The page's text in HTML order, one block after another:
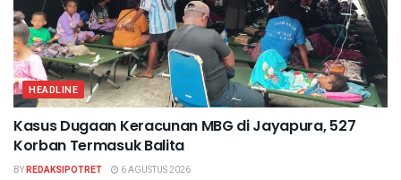
HEADLINE
Kasus Dugaan Keracunan MBG di Jayapura, 527
Korban Termasuk Balita
BYREDAKSIPOTRET 6 AGUSTUS 2026